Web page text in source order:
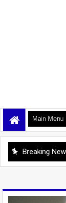
BreakingOSHO